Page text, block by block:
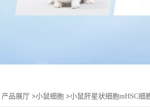
产品展厅 >小鼠细胞 >小鼠肝星状细胞mHSC细